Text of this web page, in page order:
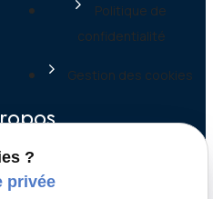
Politique de
confidentialité
Gestion des cookies
de droit et d’un
?
privée